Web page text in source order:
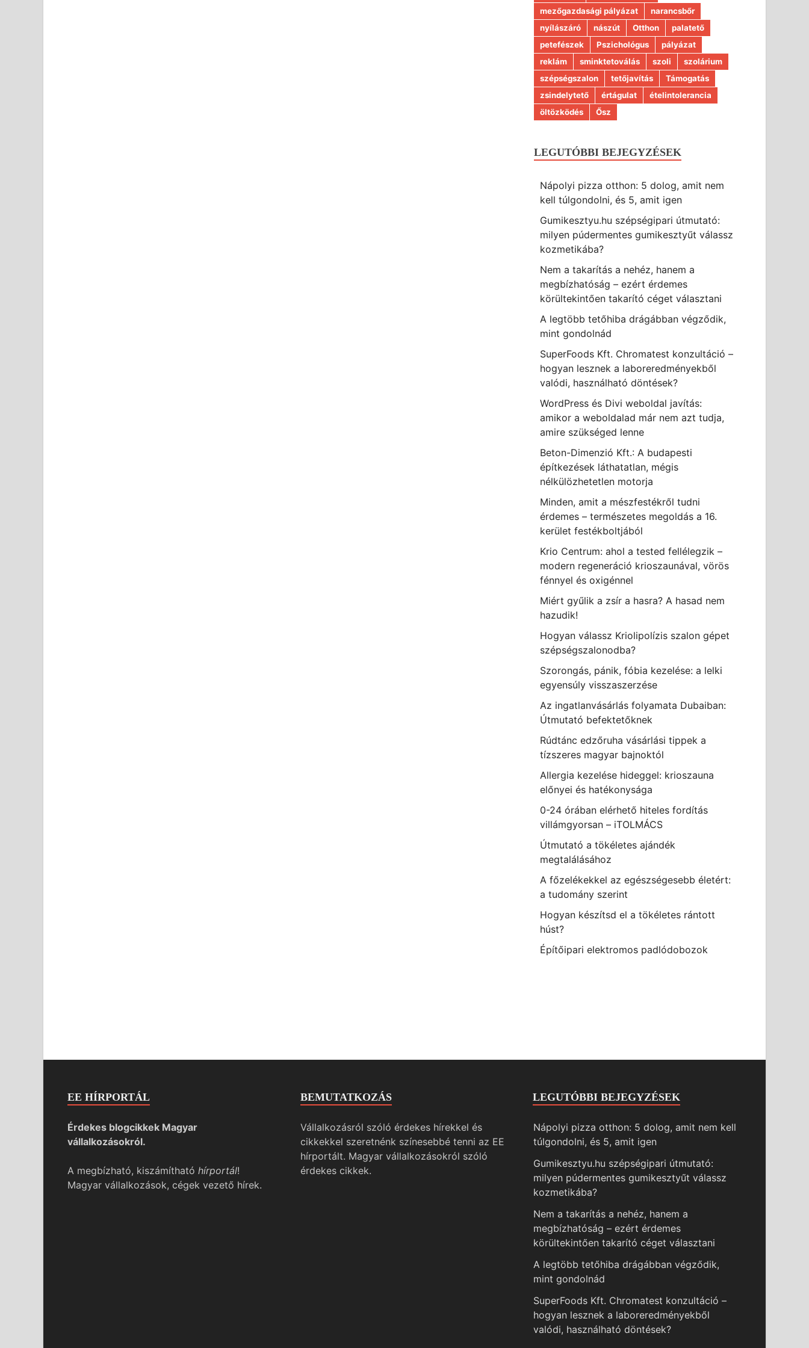
mezőgazdasági pályázat
narancsbőr
nyílászáró
nászút Otthon
palatető
petefészek
Pszichológus
pályázat
reklám
sminktetoválás szoli
szolárium
szépségszalon
tetőjavítás
Támogatás
zsindelytető
értágulat
ételintolerancia
öltözködés
Ősz
LEGUTÓBBI BEJEGYZÉSEK
Nápolyi pizza otthon: 5 dolog, amit nem
kell túlgondolni, és 5, amit igen
Gumikesztyu.hu szépségipari útmutató:
milyen púdermentes gumikesztyűt válassz
kozmetikába?
Nem a takarítás a nehéz, hanem a
megbízhatóság – ezért érdemes
körültekintően takarító céget választani
A legtöbb tetőhiba drágábban végződik,
mint gondolnád
SuperFoods Kft. Chromatest konzultáció –
hogyan lesznek a laboreredményekből
valódi, használható döntések?
WordPress és Divi weboldal javítás:
amikor a weboldalad már nem azt tudja,
amire szükséged lenne
Beton-Dimenzió Kft.: A budapesti
építkezések láthatatlan, mégis
nélkülözhetetlen motorja
Minden, amit a mészfestékről tudni
érdemes – természetes megoldás a 16.
kerület festékboltjából
Krio Centrum: ahol a tested fellélegzik –
modern regeneráció krioszaunával, vörös
fénnyel és oxigénnel
Miért gyűlik a zsír a hasra? A hasad nem
hazudik!
Hogyan válassz Kriolipolízis szalon gépet
szépségszalonodba?
Szorongás, pánik, fóbia kezelése: a lelki
egyensúly visszaszerzése
Az ingatlanvásárlás folyamata Dubaiban:
Útmutató befektetőknek
Rúdtánc edzőruha vásárlási tippek a
tízszeres magyar bajnoktól
Allergia kezelése hideggel: krioszauna
előnyei és hatékonysága
0-24 órában elérhető hiteles fordítás
villámgyorsan – iTOLMÁCS
Útmutató a tökéletes ajándék
megtalálásához
A főzelékekkel az egészségesebb életért:
a tudomány szerint
Hogyan készítsd el a tökéletes rántott
húst?
Építőipari elektromos padlódobozok
EE HÍRPORTÁL
Érdekes blogcikkek Magyar
vállalkozásokról.
A megbízható, kiszámítható hírportál!
Magyar vállalkozások, cégek vezető hírek.
BEMUTATKOZÁS
Vállalkozásról szóló érdekes hírekkel és
cikkekkel szeretnénk színesebbé tenni az EE
hírportált. Magyar vállalkozásokról szóló
érdekes cikkek.
LEGUTÓBBI BEJEGYZÉSEK
Nápolyi pizza otthon: 5 dolog, amit nem kell
túlgondolni, és 5, amit igen
Gumikesztyu.hu szépségipari útmutató:
milyen púdermentes gumikesztyűt válassz
kozmetikába?
Nem a takarítás a nehéz, hanem a
megbízhatóság – ezért érdemes
körültekintően takarító céget választani
A legtöbb tetőhiba drágábban végződik,
mint gondolnád
SuperFoods Kft. Chromatest konzultáció –
hogyan lesznek a laboreredményekből
valódi, használható döntések?